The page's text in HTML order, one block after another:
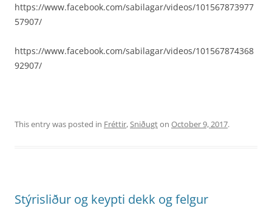
https://www.facebook.com/sabilagar/videos/101567873977
57907/
https://www.facebook.com/sabilagar/videos/101567874368
92907/
This entry was posted in Fréttir,Sniðugton October 9, 2017.
Stýrisliður og keypti dekk og felgur